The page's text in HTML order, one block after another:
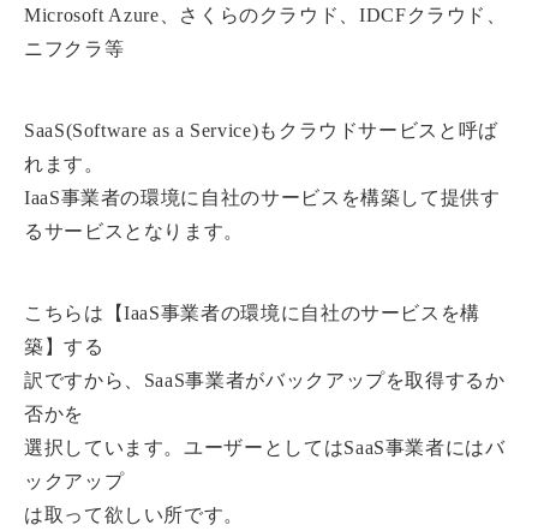
Microsoft Azure、さくらのクラウド、IDCFクラウド、
ニフクラ等
SaaS(Software as a Service)もクラウドサービスと呼ば
れます。
IaaS事業者の環境に自社のサービスを構築して提供す
るサービスとなります。
こちらは【IaaS事業者の環境に自社のサービスを構
築】する
訳ですから、SaaS事業者がバックアップを取得するか
否かを
選択しています。ユーザーとしてはSaaS事業者にはバ
ックアップ
は取って欲しい所です。